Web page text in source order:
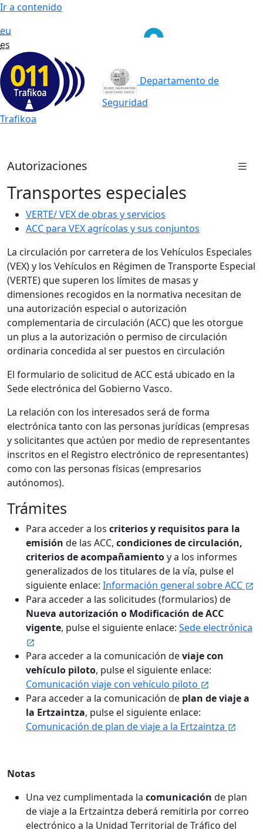
Ir a contenido
eu
es
Trafikoa
Departamento de
Seguridad
Autorizaciones
Transportes especiales
VERTE/ VEX de obras y servicios
ACC para VEX agrícolas y sus conjuntos
La circulación por carretera de los Vehículos Especiales
(VEX) y los Vehículos en Régimen de Transporte Especial
(VERTE) que superen los límites de masas y
dimensiones recogidos en la normativa necesitan de
una autorización especial o autorización
complementaria de circulación (ACC) que les otorgue
un plus a la autorización o permiso de circulación
ordinaria concedida al ser puestos en circulación
El formulario de solicitud de ACC está ubicado en la
Sede electrónica del Gobierno Vasco.
La relación con los interesados será de forma
electrónica tanto con las personas jurídicas (empresas
y solicitantes que actúen por medio de representantes
inscritos en el Registro electrónico de representantes)
como con las personas físicas (empresarios
autónomos).
Trámites
Para acceder a los criterios y requisitos para la
emisión de las ACC, condiciones de circulación,
criterios de acompañamientoy a los informes
generalizados de los titulares de la vía, pulse el
siguiente enlace: Información general sobre ACC
Para acceder a las solicitudes (formularios) de
Nueva autorización o Modificación de ACC
vigente, pulse el siguiente enlace: Sede electrónica
Para acceder a la comunicación deviaje con
vehículo piloto, pulse el siguiente enlace:
Comunicación viaje con vehículo piloto
Para acceder a la comunicación de plan de viaje a
la Ertzaintza, pulse el siguiente enlace:
Comunicación de plan de viaje a la Ertzaintza
Notas
Una vez cumplimentada la comunicación de plan
de viaje a la Ertzaintza deberá remitirla por correo
electrónico a la Unidad Territorial de Tráfico del